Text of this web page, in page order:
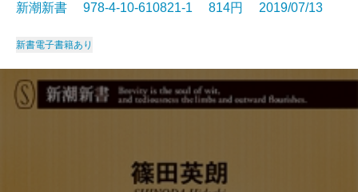
新潮新書 978-4-10-610821-1 814円 2019/07/13
新書電子書籍あり